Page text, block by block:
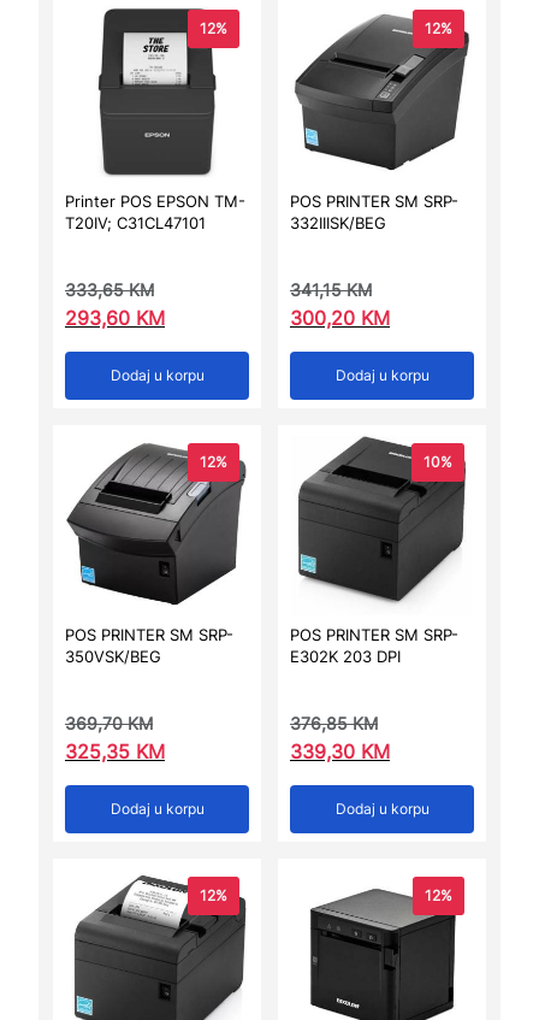
12%
Printer POS EPSON TM-
T20IV; C31CL47101
333,65KM
293,60 KM
Dodaj u korpu
12%
POS PRINTER SM SRP-
332IIISK/BEG
341,15KM
300,20 KM
Dodaj u korpu
12%
POS PRINTER SM SRP-
350VSK/BEG
369,70KM
325,35 KM
Dodaj u korpu
10%
POS PRINTER SM SRP-
E302K 203 DPI
376,85KM
339,30 KM
Dodaj u korpu
12% 12%